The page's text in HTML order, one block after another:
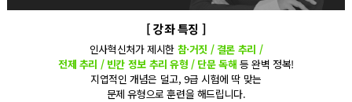
[ 강좌 특징 ]
인사혁신처가 제시한 참·거짓 / 결론 추리 /
전제 추리 / 빈칸 정보 추리 유형 / 단문 독해등 완벽 정복!
지엽적인 개념은 덜고, 9급 시험에 딱 맞는
문제 유형으로 훈련을 해드립니다.